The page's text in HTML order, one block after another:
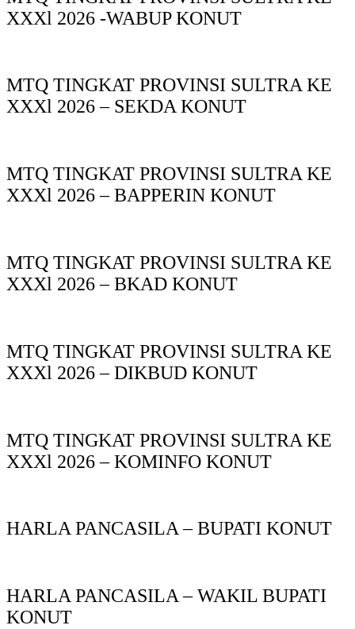
XXXl 2026 -WABUP KONUT
MTQ TINGKAT PROVINSI SULTRA KE
XXXl 2026 – SEKDA KONUT
MTQ TINGKAT PROVINSI SULTRA KE
XXXl 2026 – BAPPERIN KONUT
MTQ TINGKAT PROVINSI SULTRA KE
XXXl 2026 – BKAD KONUT
MTQ TINGKAT PROVINSI SULTRA KE
XXXl 2026 – DIKBUD KONUT
MTQ TINGKAT PROVINSI SULTRA KE
XXXl 2026 – KOMINFO KONUT
HARLA PANCASILA – BUPATI KONUT
HARLA PANCASILA – WAKIL BUPATI
KONUT